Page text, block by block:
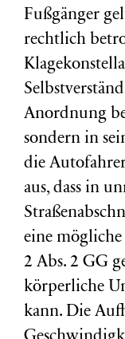
Fußgänger
rechtlich
Anordnung
sondern in
die
aus, dass in
eine
2 Abs. 2 GG
körperliche
kann. Die